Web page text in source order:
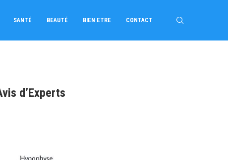
SANTÉ BEAUTÉ BIEN ETRE CONTACT
d’Experts